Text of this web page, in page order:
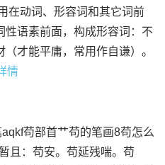
在动词、形容词和其它词前
性语素前面，构成形容词：不
才能平庸，常用作自谦）。
情
苟部首艹苟的笔画8苟怎么
且：苟安。苟延残喘。苟